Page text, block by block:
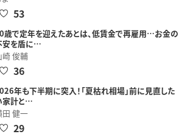
53
歳で定年を迎えたあとは、低賃金で再雇用…お金の
安を盾に…
崎 俊輔
36
年も下半期に突入！「夏枯れ相場」前に見直した
家計と…
田 健一
29